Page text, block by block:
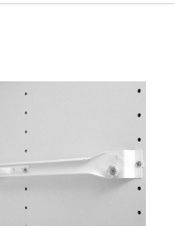
med bredde på
med bredde på